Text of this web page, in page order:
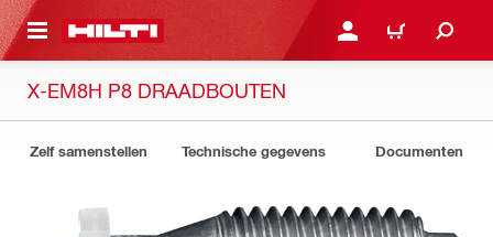
HOOFDINHOUD AANMELDEN OF
WINKELWAGEN
X-EM8H P8 DRAADBOUTEN
Zelf samenstellen Technische gegevens Documenten